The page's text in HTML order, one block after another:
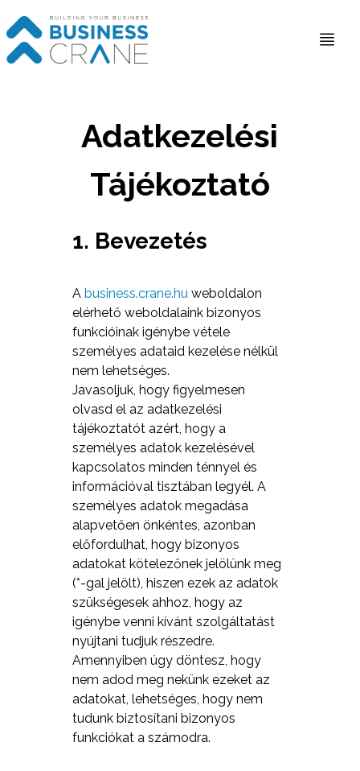
Adatkezelési
Tájékoztató
1. Bevezetés
A business.crane.hu weboldalon
elérhető weboldalaink bizonyos
funkcióinak igénybe vétele
személyes adataid kezelése nélkül
nem lehetséges.
Javasoljuk, hogy figyelmesen
olvasd el az adatkezelési
tájékoztatót azért, hogy a
személyes adatok kezelésével
kapcsolatos minden ténnyel és
információval tisztában legyél. A
személyes adatok megadása
alapvetően önkéntes, azonban
előfordulhat, hogy bizonyos
adatokat kötelezőnek jelölünk meg
(*-gal jelölt), hiszen ezek az adatok
szükségesek ahhoz, hogy az
igénybe venni kívánt szolgáltatást
nyújtani tudjuk részedre.
Amennyiben úgy döntesz, hogy
nem adod meg nekünk ezeket az
adatokat, lehetséges, hogy nem
tudunk biztosítani bizonyos
funkciókat a számodra.